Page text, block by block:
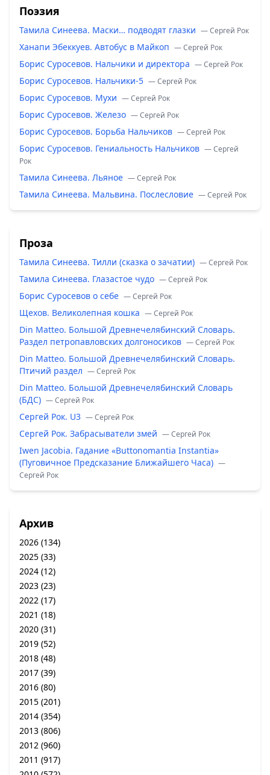
Поэзия
Тамила Синеева. Маски… подводят глазки — Сергей Рок
Ханапи Эбеккуев. Автобус в Майкоп — Сергей Рок
Борис Суросевов. Нальчики и директора — Сергей Рок
Борис Суросевов. Нальчики-5 — Сергей Рок
Борис Суросевов. Мухи — Сергей Рок
Борис Суросевов. Железо — Сергей Рок
Борис Суросевов. Борьба Нальчиков — Сергей Рок
Борис Суросевов. Гениальность Нальчиков — Сергей
Рок
Тамила Синеева. Льяное — Сергей Рок
Тамила Синеева. Мальвина. Послесловие — Сергей Рок
Проза
Тамила Синеева. Тилли (сказка о зачатии) — Сергей Рок
Тамила Синеева. Глазастое чудо — Сергей Рок
Борис Суросевов о себе — Сергей Рок
Щехов. Великолепная кошка — Сергей Рок
Din Matteo. Большой Древнечелябинский Словарь.
Раздел петропавловских долгоносиков — Сергей Рок
Din Matteo. Большой Древнечелябинский Словарь.
Птичий раздел — Сергей Рок
Din Matteo. Большой Древнечелябинский Словарь
(БДС) — Сергей Рок
Сергей Рок. U3 — Сергей Рок
Сергей Рок. Забрасыватели змей — Сергей Рок
Iwen Jacobia. Гадание «Buttonomantia Instantia»
(Пуговичное Предсказание Ближайшего Часа) —
Сергей Рок
Архив
2026 (134)
2025 (33)
2024 (12)
2023 (23)
2022 (17)
2021 (18)
2020 (31)
2019 (52)
2018 (48)
2017 (39)
2016 (80)
2015 (201)
2014 (354)
2013 (806)
2012 (960)
2011 (917)